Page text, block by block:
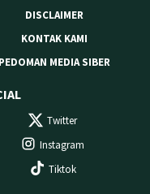
DISCLAIMER
KONTAK KAMI
PEDOMAN MEDIA SIBER
Twitter
Instagram
Tiktok